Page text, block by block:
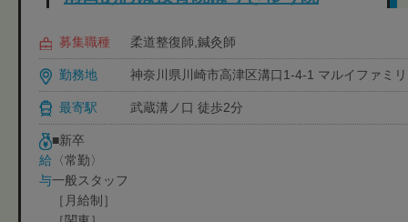
募集職種 柔道整復師,鍼灸師
勤務地 神奈川県川崎市高津区溝口1-4-1 マルイファミ
最寄駅 武蔵溝ノ口 徒歩2分
給
与
■新卒
〈常勤〉
一般スタッフ
［月給制］